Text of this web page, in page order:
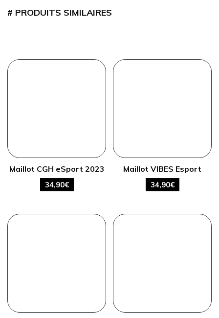
PRODUITS SIMILAIRES
Maillot CGH eSport 2023
34,90€
Maillot VIBES Esport
34,90€